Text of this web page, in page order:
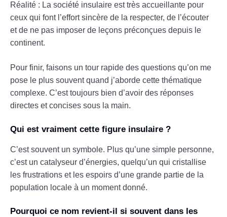
Réalité : La société insulaire est très accueillante pour
ceux qui font l’effort sincère de la respecter, de l’écouter
et de ne pas imposer de leçons préconçues depuis le
continent.
Pour finir, faisons un tour rapide des questions qu’on me
pose le plus souvent quand j’aborde cette thématique
complexe. C’est toujours bien d’avoir des réponses
directes et concises sous la main.
Qui est vraiment cette figure insulaire ?
C’est souvent un symbole. Plus qu’une simple personne,
c’est un catalyseur d’énergies, quelqu’un qui cristallise
les frustrations et les espoirs d’une grande partie de la
population locale à un moment donné.
Pourquoi ce nom revient-il si souvent dans les